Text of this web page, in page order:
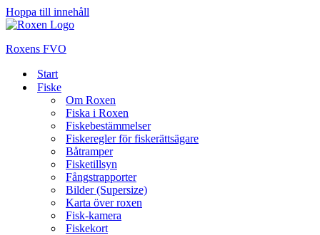
Hoppa till innehåll
Roxens FVO
Start
Fiske
Om Roxen
Fiska i Roxen
Fiskebestämmelser
Fiskeregler för fiskerättsägare
Båtramper
Fisketillsyn
Fångstrapporter
Bilder (Supersize)
Karta över roxen
Fisk-kamera
Fiskekort